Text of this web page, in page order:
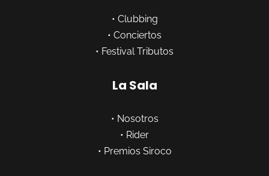
• Clubbing
• Conciertos
• Festival Tributos
La Sala
• Nosotros
• Rider
• Premios Siroco